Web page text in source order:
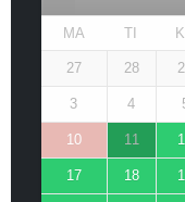
MA TI
27 28
3 4
10 11
17 18